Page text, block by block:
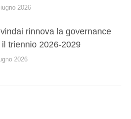
2026
rinnova la governance
il triennio 2026-2029
2026